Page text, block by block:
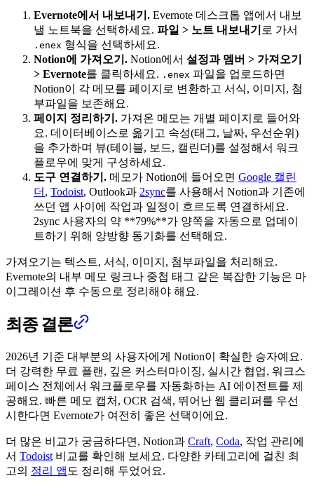
Evernote에서 내보내기. Evernote 데스크톱 앱에서 내보
낼 노트북을 선택하세요. 파일 > 노트 내보내기 로 가서
.enex 형식을 선택하세요.
Notion에 가져오기. Notion에서 설정과 멤버 > 가져오기
> Evernote를 클릭하세요. .enex 파일을 업로드하면
Notion이 각 메모를 페이지로 변환하고 서식, 이미지, 첨
부파일을 보존해요.
페이지 정리하기. 가져온 메모는 개별 페이지로 들어와
요. 데이터베이스로 옮기고 속성(태그, 날짜, 우선순위)
을 추가하며 뷰(테이블, 보드, 캘린더)를 설정해서 워크
플로우에 맞게 구성하세요.
도구 연결하기. 메모가 Notion에 들어오면 Google 캘린
더 , Todoist, Outlook과 2sync를 사용해서 Notion과 기존에
쓰던 앱 사이에 작업과 일정이 흐르도록 연결하세요.
2sync 사용자의 약 **79%**가 양쪽을 자동으로 업데이
트하기 위해 양방향 동기화를 선택해요.
가져오기는 텍스트, 서식, 이미지, 첨부파일을 처리해요.
Evernote의 내부 메모 링크나 중첩 태그 같은 복잡한 기능은 마
이그레이션 후 수동으로 정리해야 해요.
최종 결론
2026년 기준 대부분의 사용자에게 Notion이 확실한 승자예요.
더 강력한 무료 플랜, 깊은 커스터마이징, 실시간 협업, 워크스
페이스 전체에서 워크플로우를 자동화하는 AI 에이전트를 제
공해요. 빠른 메모 캡처, OCR 검색, 뛰어난 웹 클리퍼를 우선
시한다면 Evernote가 여전히 좋은 선택이에요.
더 많은 비교가 궁금하다면, Notion과 Craft, Coda, 작업 관리에
서 Todoist 비교를 확인해 보세요. 다양한 카테고리에 걸친 최
고의 정리 앱 도 정리해 두었어요.